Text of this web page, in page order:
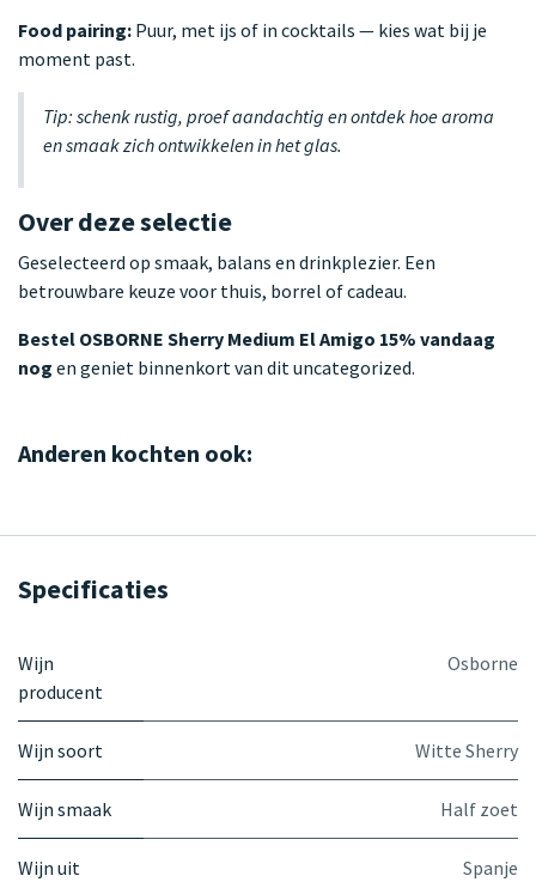
Food pairing: Puur, met ijs of in cocktails — kies wat bij je
moment past.
Tip: schenk rustig, proef aandachtig en ontdek hoe aroma
en smaak zich ontwikkelen in het glas.
Over deze selectie
Geselecteerd op smaak, balans en drinkplezier. Een
betrouwbare keuze voor thuis, borrel of cadeau.
Bestel OSBORNE Sherry Medium El Amigo 15% vandaag
nog en geniet binnenkort van dit uncategorized.
Anderen kochten ook:
Specificaties
Wijn
producent
Osborne
Wijn soort Witte Sherry
Wijn smaak Half zoet
Wijn uit
Spanje